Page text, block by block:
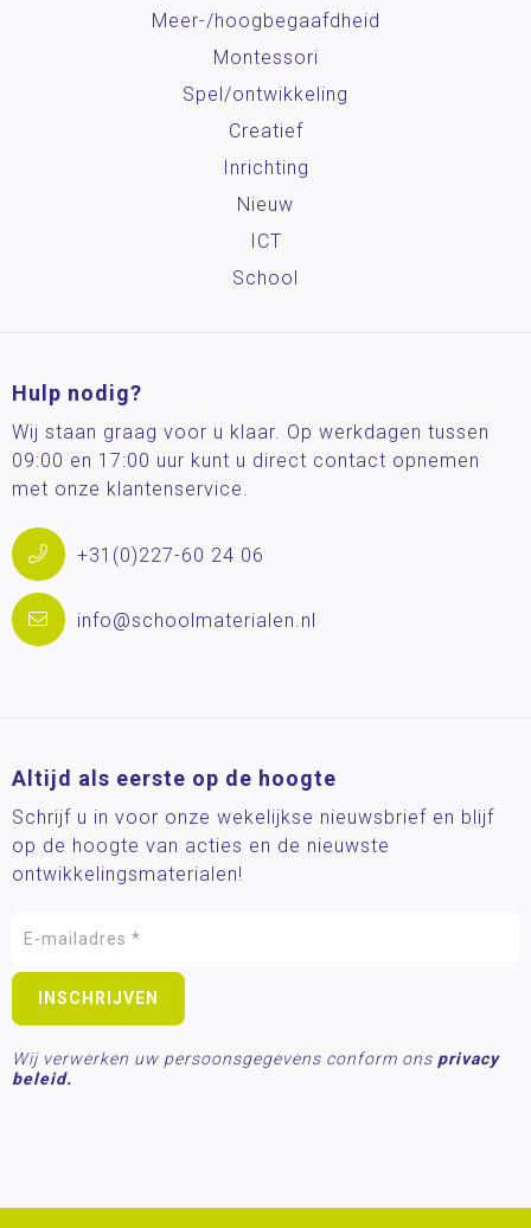
Meer-/hoog­begaafdheid
Montessori
Spel/ontwikkeling
Creatief
Inrichting
Nieuw
ICT
School
Hulp nodig?
Wij staan graag voor u klaar. Op werkdagen tussen
09:00 en 17:00 uur kunt u direct contact opnemen
met onze klantenservice.
+31(0)227-60 24 06
info@schoolmaterialen.nl
Altijd als eerste op de hoogte
Schrijf u in voor onze wekelijkse nieuwsbrief en blijf
op de hoogte van acties en de nieuwste
ontwikkelingsmaterialen!
Wij verwerken uw persoonsgegevens conform ons privacy
beleid.